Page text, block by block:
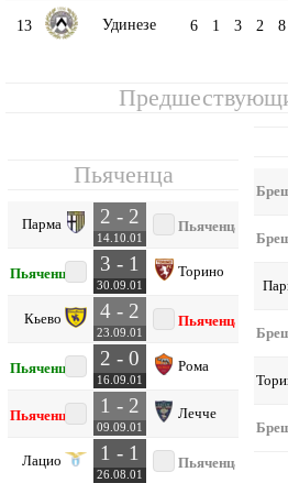
13 Удинезе 6 1 3 2 8
Пьяченца
Парма 2 - 2
14.10.01
Пьяченца
Пьяченца 3 - 1
30.09.01
Торино
Кьево 4 - 2
23.09.01
Пьяченца
Пьяченца 2 - 0
16.09.01
Рома
Пьяченца 1 - 2
09.09.01
Лечче
Лацио 1 - 1
26.08.01
Пьяченца